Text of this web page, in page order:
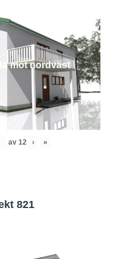
mot nordväst
av 12 › »
821